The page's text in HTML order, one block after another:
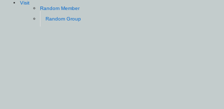
Visit
Random Member
Random Group